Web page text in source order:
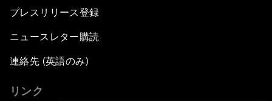
プレスリリース登録
ニュースレター購読
連絡先 (英語のみ)
リンク